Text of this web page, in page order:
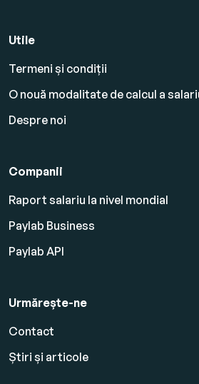
Utile
Termeni și condiții
O nouă modalitate de calcul a
Despre noi
Companii
Raport salariu la nivel mondial
Paylab Business
Paylab API
Urmărește-ne
Contact
Știri și articole